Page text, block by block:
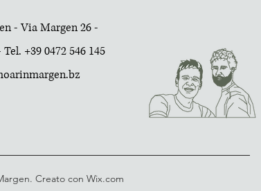
- Via Margen 26 -
+39 0472 546 145
Creato con Wix.com